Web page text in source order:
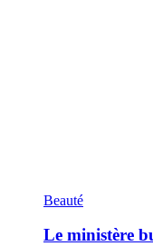
Beauté
Le ministère